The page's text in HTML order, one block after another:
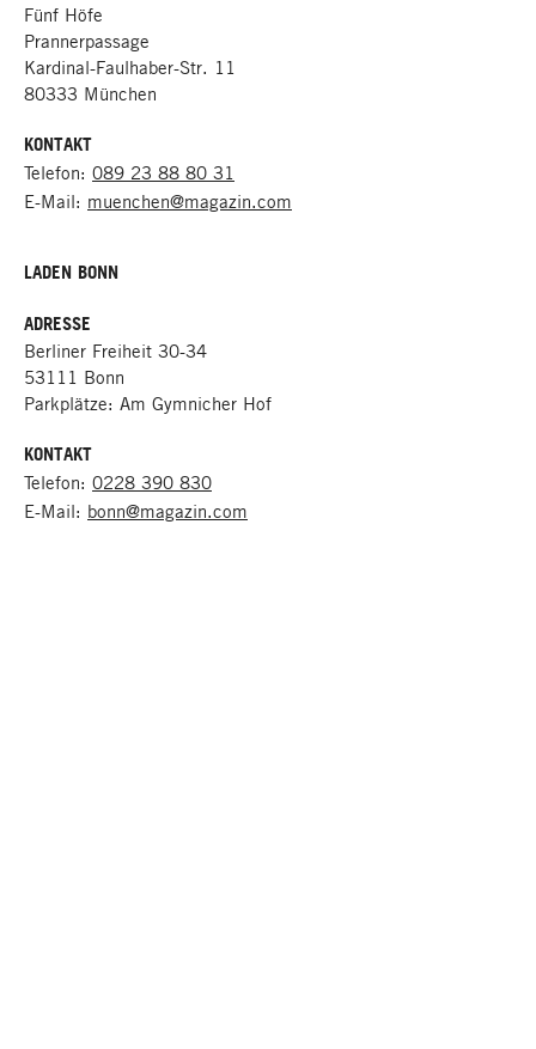
Fünf Höfe
Prannerpassage
Kardinal-Faulhaber-Str. 11
80333 München
KONTAKT
Telefon: 089 23 88 80 31
E-Mail: muenchen@magazin.com
LADEN BONN
ADRESSE
Berliner Freiheit 30-34
53111 Bonn
Parkplätze: Am Gymnicher Hof
KONTAKT
Telefon: 0228 390 830
E-Mail: bonn@magazin.com